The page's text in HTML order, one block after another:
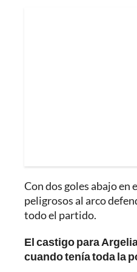
Con dos goles abajo
peligrosos al arco
todo el partido.
El castigo para
cuando tenía toda la